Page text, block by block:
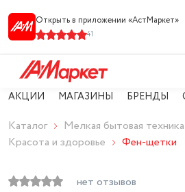
Открыть в приложении «АстМарке‪т‬»
41
АКЦИИ МАГАЗИНЫ БРЕНДЫ
Каталог
Мелкая бытовая техника
Красота и здоровье
Фен-щетки
нет отзывов